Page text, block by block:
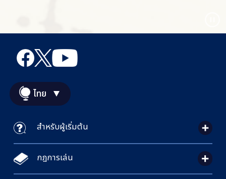
ไทย
สำหรับผู้เริ่มต้น
กฎการเล่น